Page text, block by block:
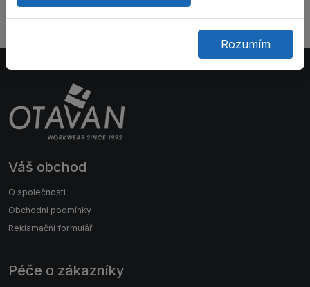
Váš obchod
O společnosti
Obchodní podmínky
Reklamační formulář
Péče o zákazníky
Rozumím